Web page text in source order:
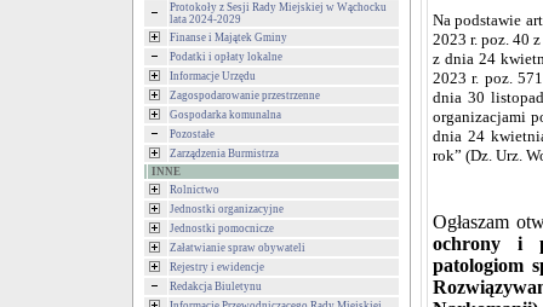
Protokoły z Sesji Rady Miejskiej w Wąchocku
lata 2024-2029
Finanse i Majątek Gminy
Podatki i opłaty lokalne
Informacje Urzędu
Zagospodarowanie przestrzenne
Gospodarka komunalna
Pozostałe
Zarządzenia Burmistrza
INNE
Rolnictwo
Jednostki organizacyjne
Jednostki pomocnicze
Załatwianie spraw obywateli
Rejestry i ewidencje
Redakcja Biuletynu
Na podstawie
2023 r. poz. 40
z dnia 24
2023 r. poz.
dnia 30
organizacjami
dnia 24
rok” (Dz. Urz.
Ogłaszam
ochrony i
patologiom